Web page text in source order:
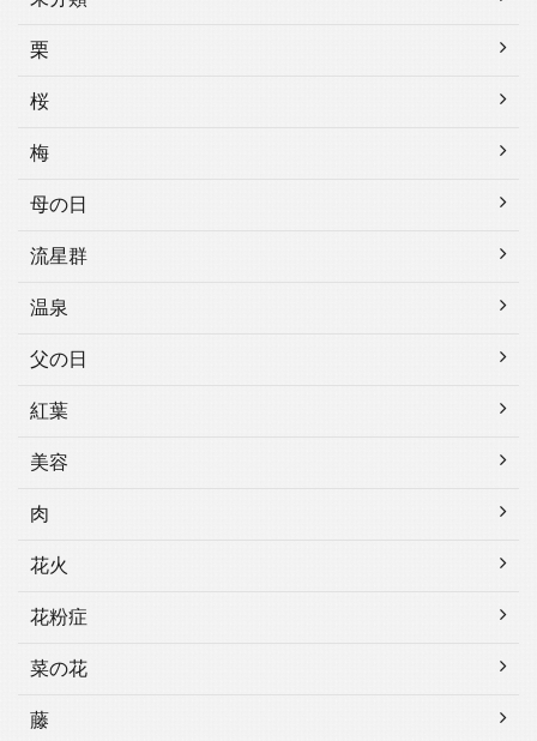
栗
桜
梅
母の日
流星群
温泉
父の日
紅葉
美容
肉
花火
花粉症
菜の花
藤